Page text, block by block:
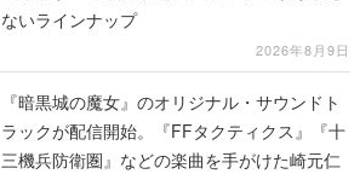
ないラインナップ
2026年8月9日
『暗黒城の魔女』のオリジナル・サウンドト
ラックが配信開始。『FFタクティクス』『十
三機兵防衛圏』などの楽曲を手がけた崎元仁